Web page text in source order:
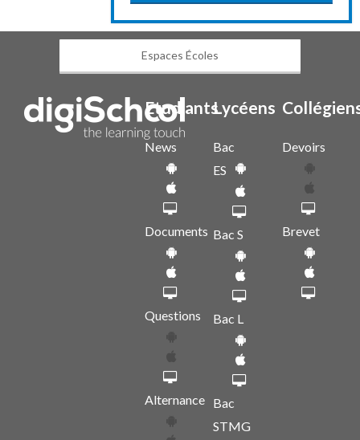
Espaces Écoles
Etudiants
News
Documents
Questions
Alternance
Lycéens
Bac
ES
Bac S
Bac L
Bac
STMG
Devoirs
Brevet